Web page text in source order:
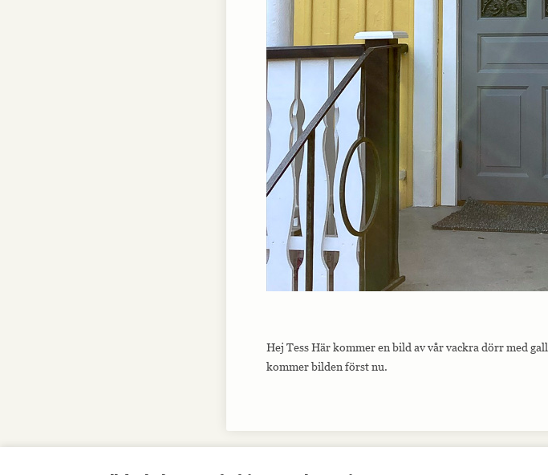
Hej Tess Här kommer en bild av vår vackra dörr med
kommer bilden först nu.